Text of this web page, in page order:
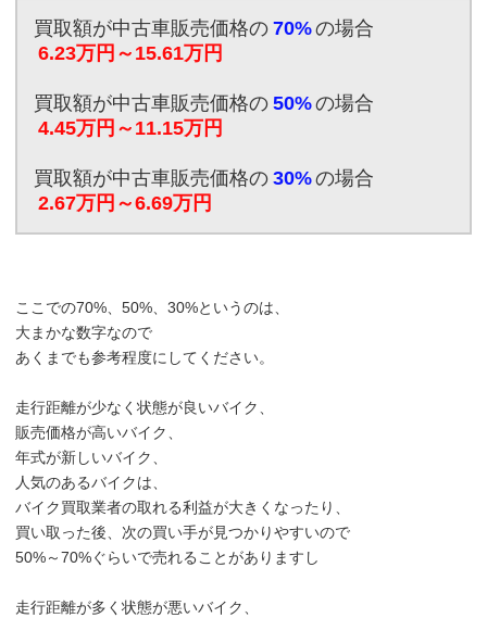
買取額が中古車販売価格の 70%の場合
6.23万円～15.61万円
買取額が中古車販売価格の 50%の場合
4.45万円～11.15万円
買取額が中古車販売価格の 30%の場合
2.67万円～6.69万円
ここでの70%、50%、30%というのは、
大まかな数字なので
あくまでも参考程度にしてください。
走行距離が少なく状態が良いバイク、
販売価格が高いバイク、
年式が新しいバイク、
人気のあるバイクは、
バイク買取業者の取れる利益が大きくなったり、
買い取った後、次の買い手が見つかりやすいので
50%～70%ぐらいで売れることがありますし
走行距離が多く状態が悪いバイク、